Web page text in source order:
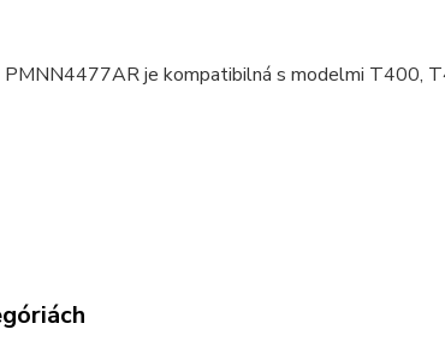
je kompatibilná s modelmi T400,